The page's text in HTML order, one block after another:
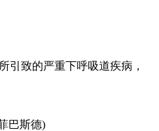
引致的严重下呼吸道疾病，
巴斯德)